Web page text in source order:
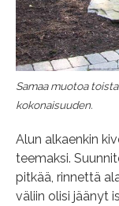
Samaa muotoa
kokonaisuuden.
Alun alkaenkin
teemaksi.
pitkää, rinnettä
väliin olisi jäänyt